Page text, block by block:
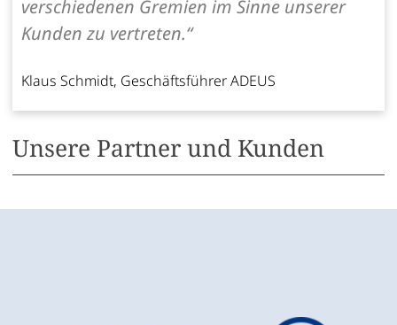
verschiedenen Gremien im Sinne unserer
Kunden zu vertreten.“
Klaus Schmidt, Geschäftsführer ADEUS
Unsere Partner und Kunden